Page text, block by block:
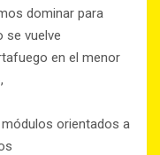
dominar para
se vuelve
en el menor
orientados a